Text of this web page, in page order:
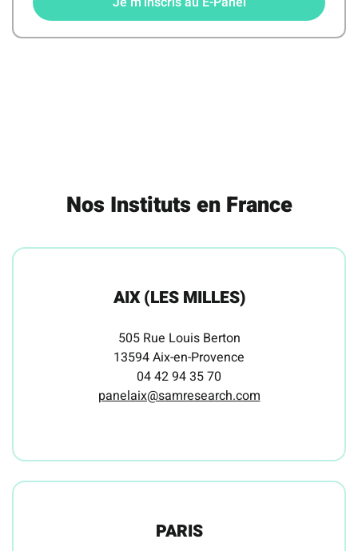
Nos Instituts en France
AIX (LES MILLES)
505 Rue Louis Berton
13594 Aix-en-Provence
04 42 94 35 70
panelaix@samresearch.com
PARIS